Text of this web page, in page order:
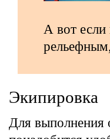
А вот если
Экипировка
Для выполнения